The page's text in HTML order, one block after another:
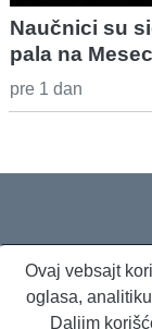
Naučnici su
pala na
pre 1 dan
O nama
Ovaj vebsajt
oglasa,
Daljim